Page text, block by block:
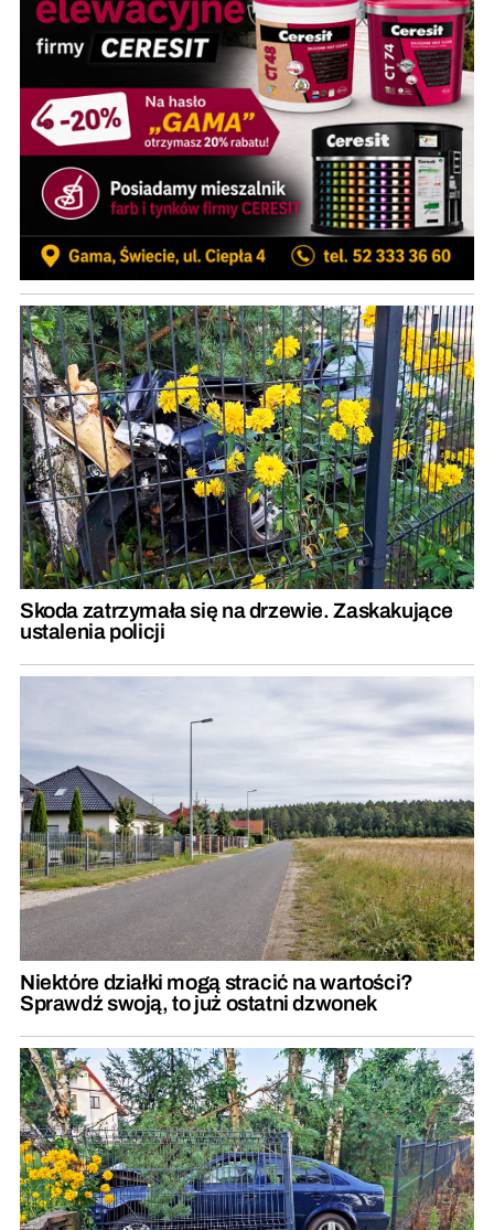
Skoda zatrzymała się na drzewie. Zaskakujące
ustalenia policji
Niektóre działki mogą stracić na wartości?
Sprawdź swoją, to już ostatni dzwonek